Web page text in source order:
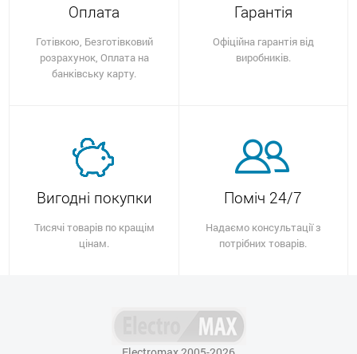
Оплата
Готівкою, Безготівковий
розрахунок, Оплата на
банківську карту.
Гарантія
Офіційна гарантія від
виробників.
Вигодні покупки
Тисячі товарів по кращім
цінам.
Поміч 24/7
Надаємо консультації з
потрібних товарів.